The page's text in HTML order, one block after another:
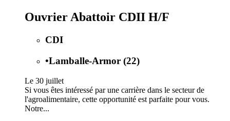
Ouvrier Abattoir CDII H/F
CDI
•Lamballe-Armor (22)
Le 30 juillet
Si vous êtes intéressé par une carrière dans le secteur de
l'agroalimentaire, cette opportunité est parfaite pour vous.
Notre...